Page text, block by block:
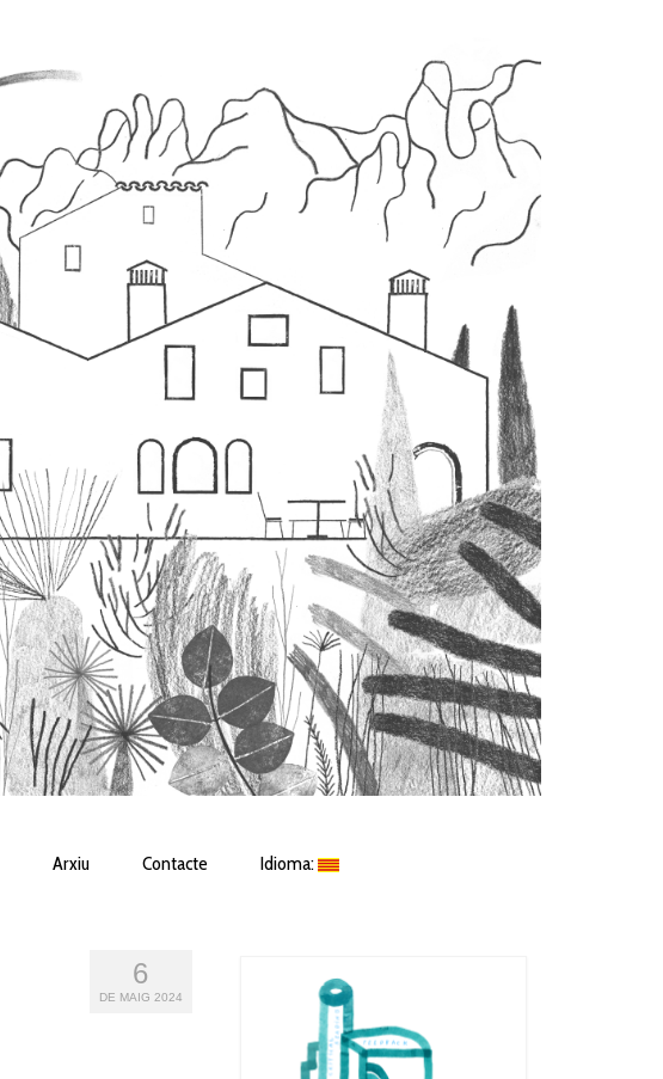
Arxiu Contacte Idioma:
6
DE MAIG 2024